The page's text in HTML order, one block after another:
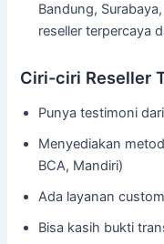
Bandung,
reseller terpercaya
Ciri-ciri Reseller
Punya testimoni
Menyediakan
BCA, Mandiri)
Ada layanan
Bisa kasih bukti